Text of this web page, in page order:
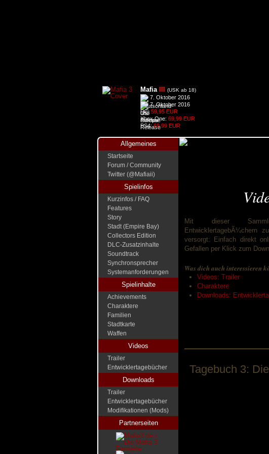
Mafia (USK ab 18)
7. Oktober 2016
7. Oktober 2016
PC: 59,95 EUR
Xbox One: 69,99 EUR
PS4:69,99 EUR
Allgemeines
Startseite
Forum / Community
Twitter (@Mafiaii)
Spielinfos
Kurzinfos / FAQ
Features
Story
Stadt (Empire Bay)
Collectors Edition
DLC-Zusatzinhalte
Soundtrack
Synchronsprecher
Systemanforderungen
Spielinhalte
Achievements
Charaktere
Familien
Stadtkarte
Waffen
Videos
Trailer
Entwicklertagebücher
Downloads
Trailer
Entwicklertagebücher
Modifikationen (Mods)
Partnerseiten
Mit dieser
EntwicklertagebÃ¼chern
versorgt: Einfach direkt
Gefallen per Klick zum
Was dich auch interessieren
Videos: Trailer
Charaktere
Downloads:
Tagebuch 3: